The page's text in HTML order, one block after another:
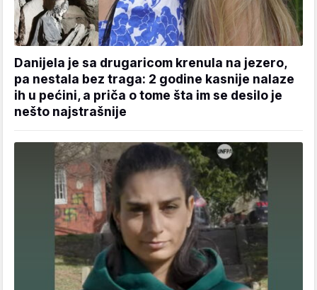
Danijela je sa drugaricom krenula na jezero,
pa nestala bez traga: 2 godine kasnije nalaze
ih u pećini, a priča o tome šta im se desilo je
nešto najstrašnije